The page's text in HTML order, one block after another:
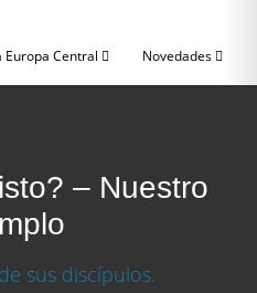
Europa Central Novedades
– Nuestro